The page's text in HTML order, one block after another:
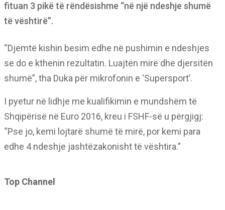
fituan 3 pikë të rëndësishme “në një ndeshje shumë
të vështirë”.
“Djemtë kishin besim edhe në pushimin e ndeshjes
se do e kthenin rezultatin. Luajtën mirë dhe djersitën
shumë”, tha Duka për mikrofonin e ‘Supersport’.
I pyetur në lidhje me kualifikimin e mundshëm të
Shqipërisë në Euro 2016, kreu i FSHF-së u përgjigj:
“Pse jo, kemi lojtarë shumë të mirë, por kemi para
edhe 4 ndeshje jashtëzakonisht të vështira.”
Top Channel